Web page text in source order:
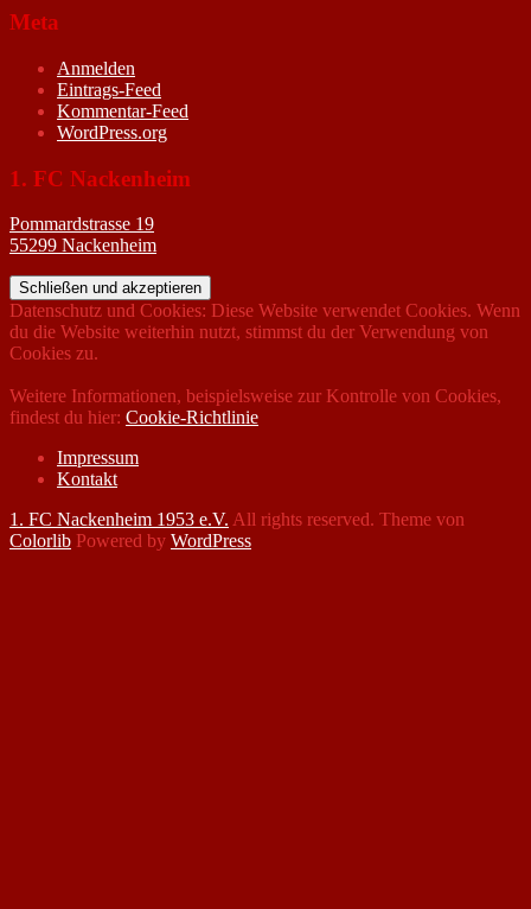
Meta
Anmelden
Eintrags-Feed
Kommentar-Feed
WordPress.org
1. FC Nackenheim
Pommardstrasse 19
55299 Nackenheim
Datenschutz und Cookies: Diese Website verwendet Cookies. Wenn
du die Website weiterhin nutzt, stimmst du der Verwendung von
Cookies zu.
Weitere Informationen, beispielsweise zur Kontrolle von Cookies,
findest du hier: Cookie-Richtlinie
Impressum
Kontakt
1. FC Nackenheim 1953 e.V. All rights reserved. Theme von
Colorlib Powered by WordPress